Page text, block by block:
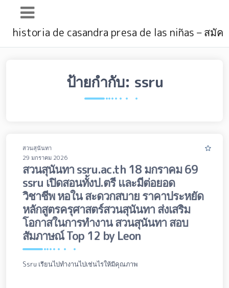
Main
Navigation
historia de casandra presa de las niñas – ส
ป้ายกำกับ: ssru
สวนสุนันทา
29 มกราคม 2026
สวนสุนันทา ssru.ac.th 18 มกราคม 69
ssru เปิดสอนทั้งป.ตรี และมีต่อยอด
วิชาชีพ หอใน สะดวกสบาย ราคาประหยัด
หลักสูตรครุศาสตร์สวนสุนันทา ส่งเสริม
โอกาสในการทำงาน สวนสุนันทา สอบ
สัมภาษณ์ Top 12 by Leon
Ssru เรียนไปทำงานไปเช่นไรให้มีคุณภาพ